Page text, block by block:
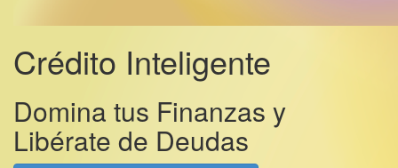
Crédito Inteligente
Domina tus Finanzas y
Libérate de Deudas